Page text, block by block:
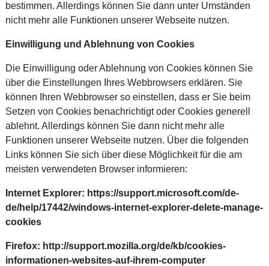
bestimmen. Allerdings können Sie dann unter Umständen
nicht mehr alle Funktionen unserer Webseite nutzen.
Einwilligung und Ablehnung von Cookies
Die Einwilligung oder Ablehnung von Cookies können Sie
über die Einstellungen Ihres Webbrowsers erklären. Sie
können Ihren Webbrowser so einstellen, dass er Sie beim
Setzen von Cookies benachrichtigt oder Cookies generell
ablehnt. Allerdings können Sie dann nicht mehr alle
Funktionen unserer Webseite nutzen. Über die folgenden
Links können Sie sich über diese Möglichkeit für die am
meisten verwendeten Browser informieren:
Internet Explorer: https://support.microsoft.com/de-
de/help/17442/windows-internet-explorer-delete-manage-
cookies
Firefox: http://support.mozilla.org/de/kb/cookies-
informationen-websites-auf-ihrem-computer